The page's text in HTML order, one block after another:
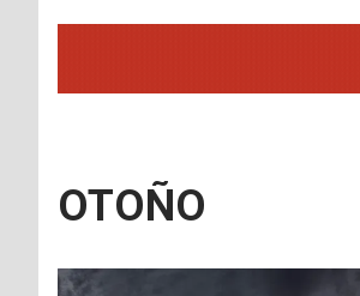
OTOÑO